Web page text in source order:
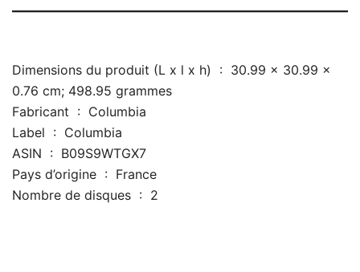
Dimensions du produit (L x l x h) ‏ : ‎ 30.99 x 30.99 x
0.76 cm; 498.95 grammes
Fabricant ‏ : ‎ Columbia
Label ‏ : ‎ Columbia
ASIN ‏ : ‎ B09S9WTGX7
Pays d’origine ‏ : ‎ France
Nombre de disques ‏ : ‎ 2